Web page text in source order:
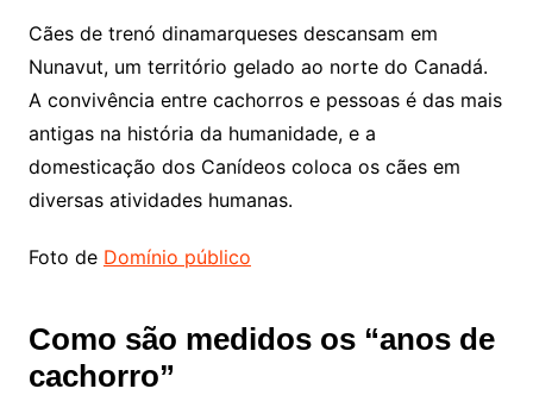
Cães de trenó dinamarqueses descansam em
Nunavut, um território gelado ao norte do Canadá.
A convivência entre cachorros e pessoas é das mais
antigas na história da humanidade, e a
domesticação dos Canídeos coloca os cães em
diversas atividades humanas.
Foto de Domínio público
Como são medidos os “anos de
cachorro”